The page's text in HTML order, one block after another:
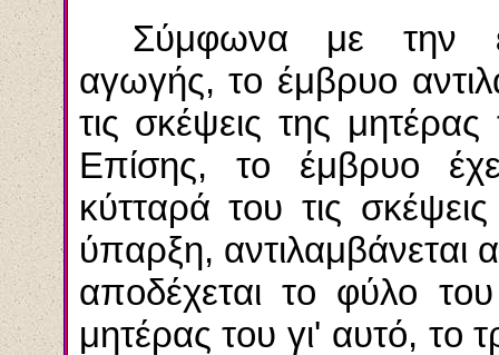
Σύμφωνα με την
αγωγής, το έμβρυο
τις σκέψεις της
Επίσης, το έμβρυο
κύτταρά του τις
ύπαρξη, αντιλαμβάνεται
αποδέχεται το φύλο
μητέρας του γι' αυτό, το